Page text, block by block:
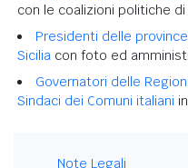
con le coalizioni politiche
Presidenti delle
Sicilia con foto ed
Governatori delle
Sindaci dei Comuni italiani
Note Legali